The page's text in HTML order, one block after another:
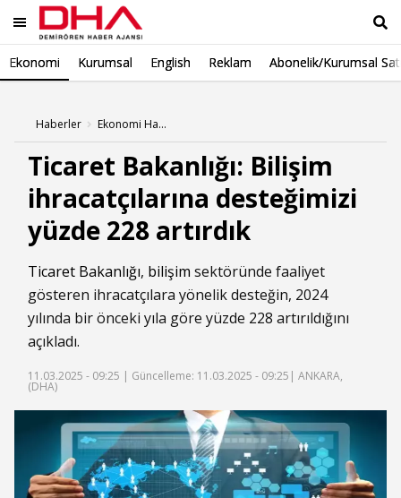
Ekonomi Kurumsal English Reklam Abonelik/Kurumsal
Haberler Ekonomi Haberleri
Ticaret Bakanlığı: Bilişim
ihracatçılarına desteğimizi
yüzde 228 artırdık
Ticaret Bakanlığı, bilişim sektöründe faaliyet
gösteren ihracatçılara yönelik desteğin, 2024
yılında bir önceki yıla göre yüzde 228 artırıldığını
açıkladı.
11.03.2025 - 09:25 | Güncelleme: 11.03.2025 - 09:25 | ANKARA,
(DHA)